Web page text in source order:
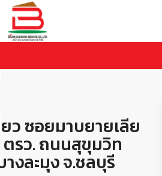
ว ซอยมาบยายเลีย
ตรว. ถนนสุขุมวิท
งละมุง จ.ชลบุรี